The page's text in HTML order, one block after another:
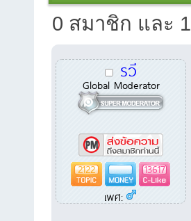
0 สมาชิก และ
รวี
Global Moderator
2122
13617
เพศ: